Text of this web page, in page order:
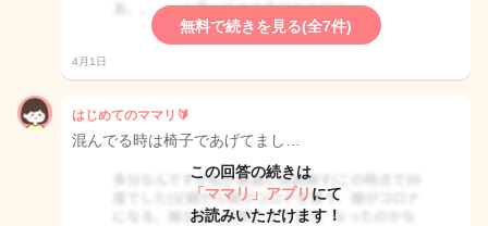
無料で続きを見る(全7件)
4月1日
はじめてのママリ🔰
混んでる時は椅子であげてまし…
この回答の続きは
「ママリ」アプリ にて
お読みいただけます！